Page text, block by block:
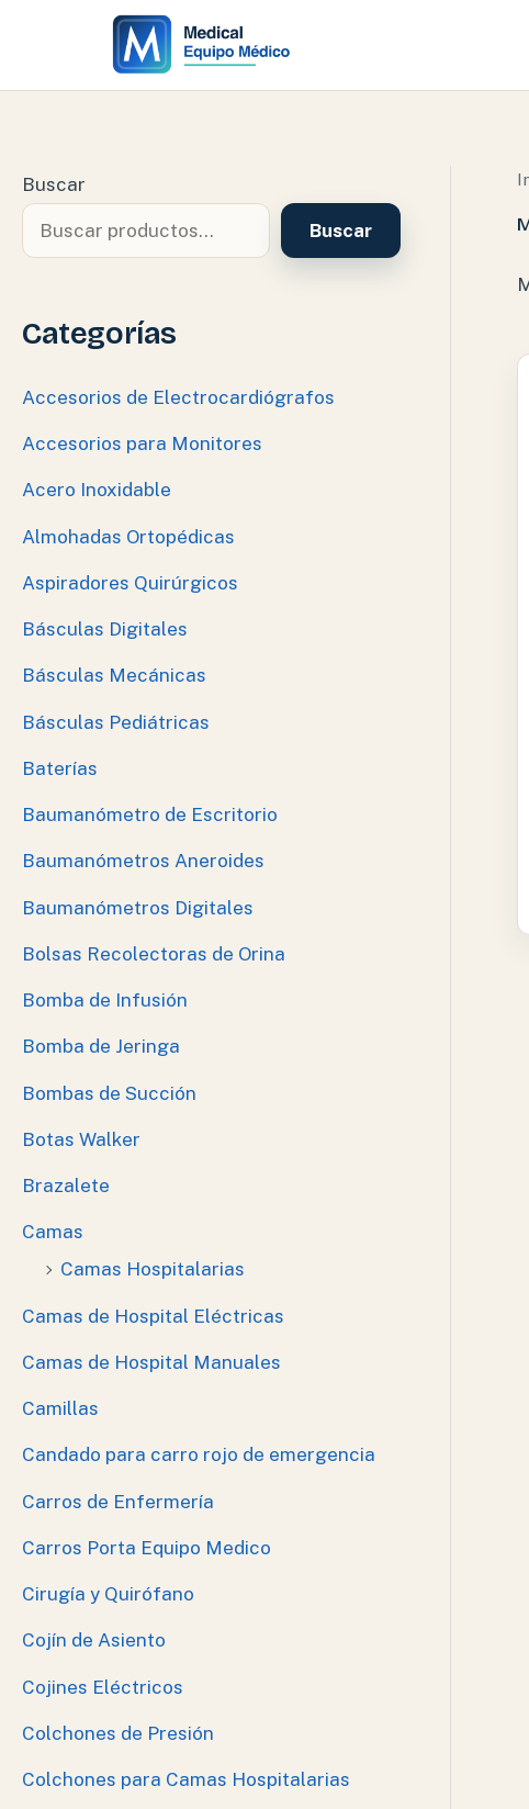
Buscar
Buscar
Categorías
Accesorios de Electrocardiógrafos
Accesorios para Monitores
Acero Inoxidable
Almohadas Ortopédicas
Aspiradores Quirúrgicos
Básculas Digitales
Básculas Mecánicas
Básculas Pediátricas
Baterías
Baumanómetro de Escritorio
Baumanómetros Aneroides
Baumanómetros Digitales
Bolsas Recolectoras de Orina
Bomba de Infusión
Bomba de Jeringa
Bombas de Succión
Botas Walker
Brazalete
Camas
Camas Hospitalarias
Camas de Hospital Eléctricas
Camas de Hospital Manuales
Camillas
Candado para carro rojo de emergencia
Carros de Enfermería
Carros Porta Equipo Medico
Cirugía y Quirófano
Cojín de Asiento
Cojines Eléctricos
Colchones de Presión
Colchones para Camas Hospitalarias